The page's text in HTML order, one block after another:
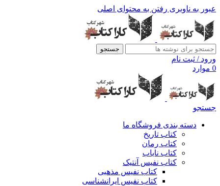
عبور به ناوبری رفتن به محتوای اصلی
جستجو
ورود / ثبت نام
0 موارد
جستجو
دسته بندی فروشگاه ما
کتاب تاریخ
کتاب رمان
کتاب نایاب
کتاب نفیس آنتیک
کتاب نفیس مذهبی
کتاب نفیس ایرانشناسی